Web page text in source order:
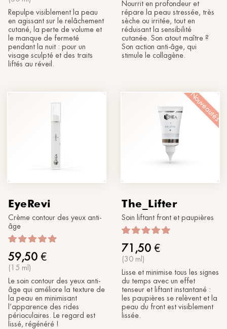
Repulpe visiblement la peau
en agissant sur le relâchement
cutané, la perte de volume et
le manque de fermeté
pendant la nuit : pour un
visage sculpté et des traits
liftés au réveil.
Nourrit en profondeur et
répare la peau stressée, très
sèche ou irritée, tout en
réduisant la sensibilité
cutanée. Son atout maître ?
Son action anti-âge, qui
stimule le collagène.
EyeRevi
Crème contour des yeux anti-
âge
59,50 €
(15 ml)
Le soin contour des yeux anti-
âge qui améliore la texture de
la peau en minimisant
l’apparence des rides
périoculaires. Le regard est
lissé, régénéré !
Nouveautés
The_Lifter
Soin liftant front et paupières
71,50 €
(30 ml)
Lisse et minimise tous les signes
du temps avec un effet
tenseur et liftant instantané :
les paupières se relèvent et la
peau du front est visiblement
lissée.